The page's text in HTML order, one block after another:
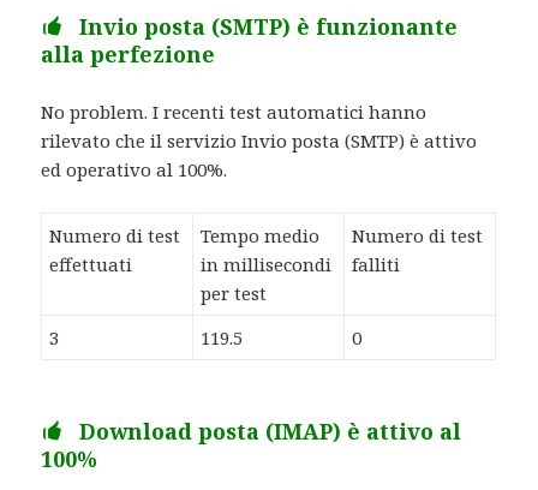
Invio posta (SMTP) è funzionante
alla perfezione
No problem. I recenti test automatici hanno
rilevato che il servizio Invio posta (SMTP) è attivo
ed operativo al 100%.
Numero di test
effettuati
Tempo medio
in millisecondi
per test
Numero di test
falliti
3 119.5 0
Download posta (IMAP) è attivo al
100%